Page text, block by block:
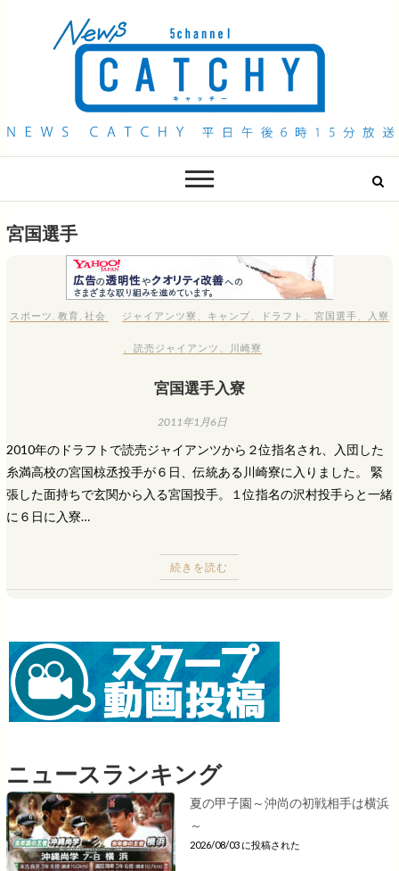
QAB NEWS Headline
宮国選手
スポーツ 教育 社会 ジャイアンツ寮 キャンプ ドラフト 宮国選手 入寮
、読売ジャイアンツ 川崎寮
宮国選手入寮
2011年1月6日
2010年のドラフトで読売ジャイアンツから２位指名され、入団した
糸満高校の宮国椋丞投手が６日、伝統ある川崎寮に入りました。 緊
張した面持ちで玄関から入る宮国投手。１位指名の沢村投手らと一緒
に６日に入寮…
続きを読む
ニュースランキング
夏の甲子園～沖尚の初戦相手は横浜
～
2026/08/03 に投稿された